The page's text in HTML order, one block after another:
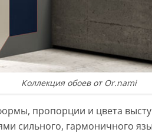
Коллекция обоев от Or.nami
пропорции и цвета
сильного, гармоничного